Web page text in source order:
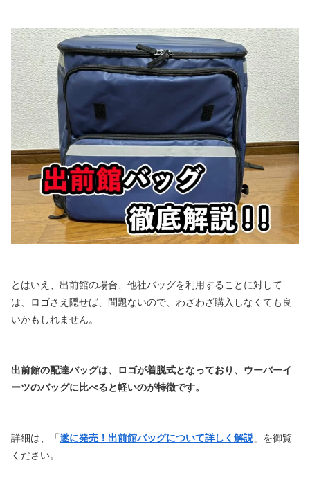
とはいえ、出前館の場合、他社バッグを利用することに対して
は、ロゴさえ隠せば、問題ないので、わざわざ購入しなくても良
いかもしれません。
出前館の配達バッグは、ロゴが着脱式となっており、ウーバーイ
ーツのバッグに比べると軽いのが特徴です。
詳細は、「遂に発売！出前館バッグについて詳しく解説 」を御覧
ください。